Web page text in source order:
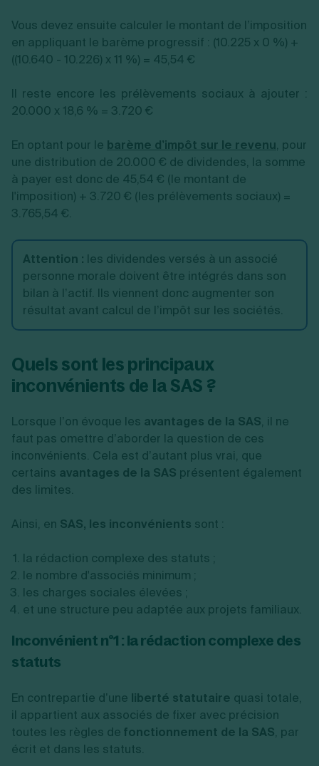
Vous devez ensuite calculer le montant de l’imposition
en appliquant le barème progressif : (10.225 x 0 %) +
((10.640 - 10.226) x 11 %) = 45,54 €
Il reste encore les prélèvements sociaux à ajouter :
20.000 x 18,6 % = 3.720 €
En optant pour le barème d’impôt sur le revenu, pour
une distribution de 20.000 € de dividendes, la somme
à payer est donc de 45,54 € (le montant de
l'imposition) + 3.720 € (les prélèvements sociaux) =
3.765,54 €.
Attention : les dividendes versés à un associé
personne morale doivent être intégrés dans son
bilan à l’actif. Ils viennent donc augmenter son
résultat avant calcul de l’impôt sur les sociétés.
Quels sont les principaux
inconvénients de la SAS ?
Lorsque l’on évoque les avantages de la SAS, il ne
faut pas omettre d’aborder la question de ces
inconvénients. Cela est d’autant plus vrai, que
certains avantages de la SAS présentent également
des limites.
Ainsi, en SAS, les inconvénients sont :
la rédaction complexe des statuts ;
le nombre d'associés minimum ;
les charges sociales élevées ;
et une structure peu adaptée aux projets familiaux.
Inconvénient n°1 : la rédaction complexe des
statuts
En contrepartie d’une liberté statutaire quasi totale,
il appartient aux associés de fixer avec précision
toutes les règles de fonctionnement de la SAS, par
écrit et dans les statuts.